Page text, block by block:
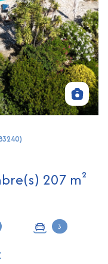
Villa 8 pièce(s) 6 chambre(s) 207 m²
3